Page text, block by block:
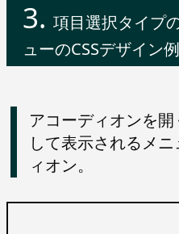
項目選択タイプ
ューのCSSデザイン例
アコーディオンを
して表示されるメ
ィオン。